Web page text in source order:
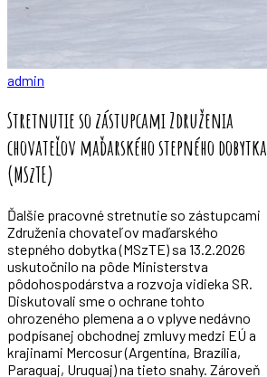
admin
Stretnutie so zástupcami Združenia
chovateľov maďarského stepného dobytka
(MSzTE)
Ďalšie pracovné stretnutie so zástupcami
Združenia chovateľov maďarského
stepného dobytka (MSzTE) sa 13.2.2026
uskutočnilo na pôde Ministerstva
pôdohospodárstva a rozvoja vidieka SR.
Diskutovali sme o ochrane tohto
ohrozeného plemena a o vplyve nedávno
podpísanej obchodnej zmluvy medzi EÚ a
krajinami Mercosur (Argentína, Brazília,
Paraguaj, Uruguaj) na tieto snahy. Zároveň